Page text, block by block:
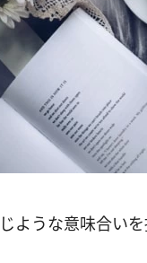
ような意味合い